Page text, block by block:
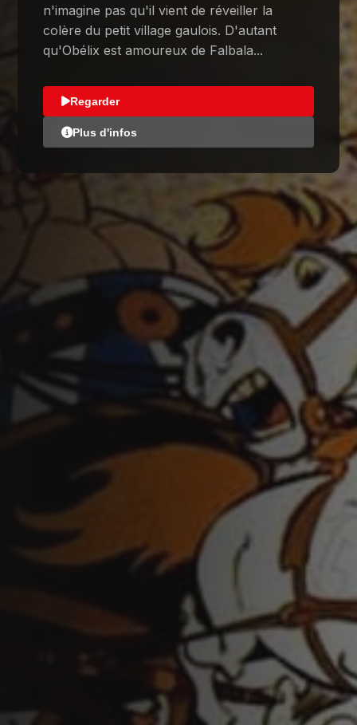
n'imagine pas qu'il vient de réveiller la
colère du petit village gaulois. D'autant
qu'Obélix est amoureux de Falbala...
Regarder
Plus d'infos